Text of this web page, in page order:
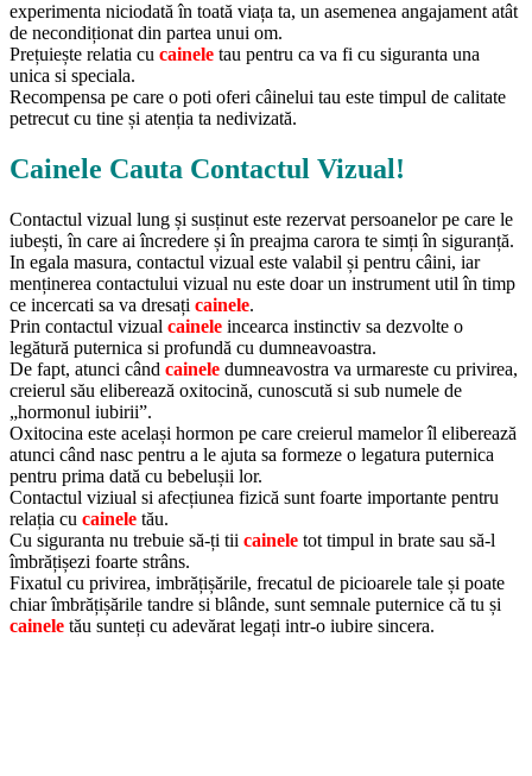
experimenta niciodată în toată viața ta, un asemenea angajament atât
de necondiționat din partea unui om.
Prețuiește relatia cu cainele tau pentru ca va fi cu siguranta una
unica si speciala.
Recompensa pe care o poti oferi câinelui tau este timpul de calitate
petrecut cu tine și atenția ta nedivizată.
Cainele Cauta Contactul Vizual!
Contactul vizual lung și susținut este rezervat persoanelor pe care le
iubești, în care ai încredere și în preajma carora te simți în siguranță.
In egala masura, contactul vizual este valabil și pentru câini, iar
menținerea contactului vizual nu este doar un instrument util în timp
ce incercati sa va dresați cainele.
Prin contactul vizual cainele incearca instinctiv sa dezvolte o
legătură puternica si profundă cu dumneavoastra.
De fapt, atunci când cainele dumneavostra va urmareste cu privirea,
creierul său eliberează oxitocină, cunoscută si sub numele de
„hormonul iubirii”.
Oxitocina este același hormon pe care creierul mamelor îl eliberează
atunci când nasc pentru a le ajuta sa formeze o legatura puternica
pentru prima dată cu bebelușii lor.
Contactul viziual si afecțiunea fizică sunt foarte importante pentru
relația cu cainele tău.
Cu siguranta nu trebuie să-ți tii cainele tot timpul in brate sau să-l
îmbrățișezi foarte strâns.
Fixatul cu privirea, imbrățișările, frecatul de picioarele tale și poate
chiar îmbrățișările tandre si blânde, sunt semnale puternice că tu și
cainele tău sunteți cu adevărat legați intr-o iubire sincera.